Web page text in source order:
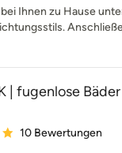
Ihnen zu Hause
| fugenlose
Bewertung: 4.9 von 5
10 Bewertungen